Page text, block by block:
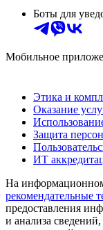
Боты для
Мобильное
Этика и
Оказание
Защита
ИТ
На
рекомендательные
предоставления
и анализа